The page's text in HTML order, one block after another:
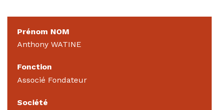
Prénom NOM
Anthony WATINE
Fonction
Associé Fondateur
Société